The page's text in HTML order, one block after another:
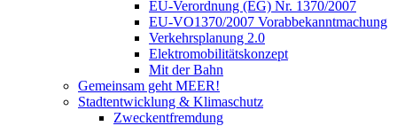
EU-Verordnung (EG) Nr. 1370/2007
EU-VO1370/2007 Vorabbekanntmachung
Verkehrsplanung 2.0
Elektromobilitätskonzept
Mit der Bahn
Gemeinsam geht MEER!
Stadtentwicklung & Klimaschutz
Zweckentfremdung